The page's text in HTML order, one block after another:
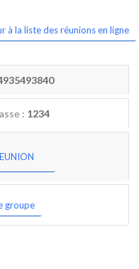
à la liste des réunions en ligne
: 1234
groupe